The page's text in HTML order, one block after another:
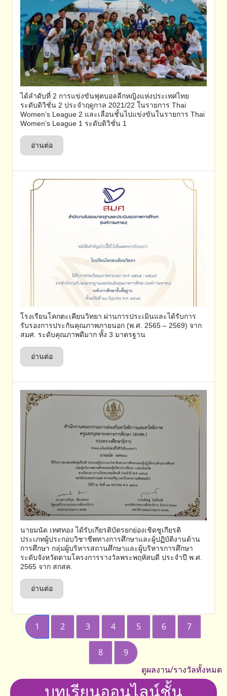
ได้ลำดับที่ 2 การแข่งขันฟุตบอลลีกหญิงแห่งประเทศไทย
ระดับดิวิชั่น 2 ประจำฤดูกาล 2021/22 ในรายการ Thai
Women’s League 2 และเลื่อนชั้นไปแข่งขันในรายการ Thai
Women’s League 1 ระดับดิวิชั่น 1
อ่านต่อ
โรงเรียนโคกตะเคียนวิทยา ผ่านการประเมินและได้รับการ
รับรองการประกันคุณภาพภายนอก (พ.ศ. 2565 – 2569) จาก
สมศ. ระดับคุณภาพดีมาก ทั้ง 3 มาตรฐาน
อ่านต่อ
นายมนัด เทศทอง ได้รับเกียรติบัตรยกย่องเชิดชูเกียรติ
ประเภทผู้ประกอบวิชาชีพทางการศึกษาและผู้ปฏิบัติงานด้าน
การศึกษา กลุ่มผู้บริหารสถานศึกษาและผู้บริหารการศึกษา
ระดับจังหวัดตามโครงการรางวัลพระพฤหัสบดี ประจำปี พ.ศ.
2565 จาก สกสค.
อ่านต่อ
1 2 3 4 5 6 7
8
9
ดูผลงาน/รางวัลทั้งหมด
บทเรียนออนไลน์ชั้น